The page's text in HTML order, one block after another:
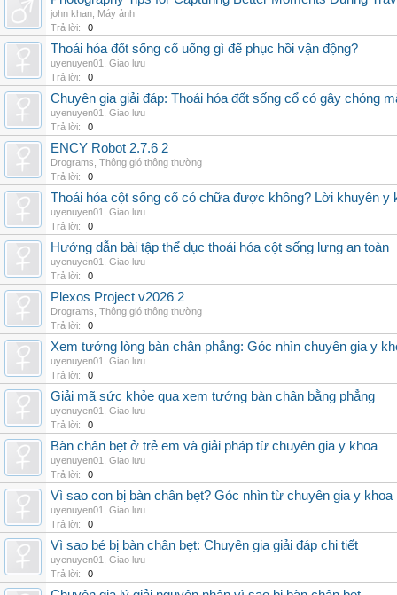
john khan Máy ảnh
Trả lời:
0
Thoái hóa đốt sống cổ uống gì để phục hồi vận động?
uyenuyen01
Giao lưu
Trả lời:
0
Chuyên gia giải đáp: Thoái hóa đốt sống cổ có gây chóng
uyenuyen01
Giao lưu
Trả lời:
0
ENCY Robot 2.7.6 2
Drograms Thông gió thông thường
Trả lời:
0
Thoái hóa cột sống cổ có chữa được không? Lời khuyên y
uyenuyen01
Giao lưu
Trả lời:
0
Hướng dẫn bài tập thể dục thoái hóa cột sống lưng an toàn
uyenuyen01
Giao lưu
Trả lời:
0
Plexos Project v2026 2
Drograms Thông gió thông thường
Trả lời:
0
Xem tướng lòng bàn chân phẳng: Góc nhìn chuyên gia y
uyenuyen01
Giao lưu
Trả lời:
0
Giải mã sức khỏe qua xem tướng bàn chân bằng phẳng
uyenuyen01
Giao lưu
Trả lời:
0
Bàn chân bẹt ở trẻ em và giải pháp từ chuyên gia y khoa
uyenuyen01
Giao lưu
Trả lời:
0
Vì sao con bị bàn chân bẹt? Góc nhìn từ chuyên gia y khoa
uyenuyen01
Giao lưu
Trả lời:
0
Vì sao bé bị bàn chân bẹt: Chuyên gia giải đáp chi tiết
uyenuyen01
Giao lưu
Trả lời:
0